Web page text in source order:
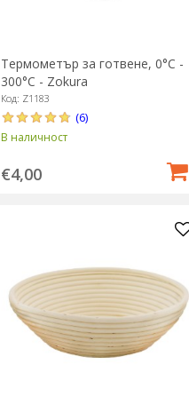
Термометър за готвене, 0°C -
300°C - Zokura
Код: Z1183
(6)
В наличност
€4,00